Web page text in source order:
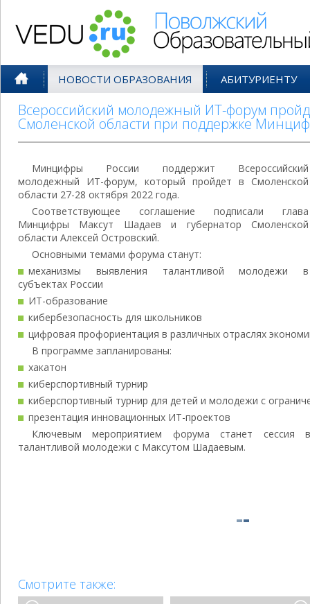
НОВОСТИ ОБРАЗОВАНИЯ АБИТУРИЕНТУ
Всероссийский молодежный ИТ-форум
Смоленской области при поддержке
Минцифры России поддержит Всероссийский
молодежный ИТ-форум, который пройдет в Смоленской
области 27-28 октября 2022 года.
Соответствующее соглашение подписали глава
Минцифры Максут Шадаев и губернатор Смоленской
области Алексей Островский.
Основными темами форума станут:
механизмы выявления талантливой молодежи в
субъектах России
ИТ-образование
кибербезопасность для школьников
цифровая профориентация в различных отраслях
В программе запланированы:
хакатон
киберспортивный турнир
киберспортивный турнир для детей и молодежи с
презентация инновационных ИТ-проектов
Ключевым мероприятием форума станет сессия
талантливой молодежи с Максутом Шадаевым.
Смотрите также: